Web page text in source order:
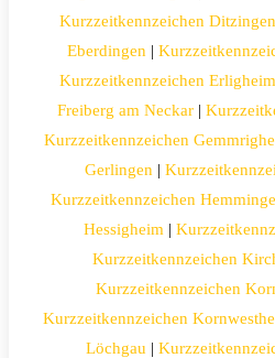
Kurzzeitkennzeichen Ditzingen
Eberdingen |
Kurzzeitkennzeichen Erligheim
Freiberg am Neckar |
Kurzzeitkennzeichen
Gerlingen |
Kurzzeitkennzeichen
Hessigheim |
Kurzzeitkennzeichen
Kurzzeitkennzeichen
Kurzzeitkennzeichen
Löchgau |